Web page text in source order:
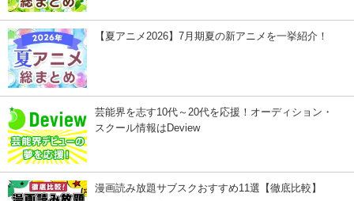
【夏アニメ2026】7月期夏の新アニメを一挙紹介！
芸能界を志す10代～20代を応援！オーディション・
スクール情報はDeview
漫画読み放題サブスクおすすめ11選【徹底比較】